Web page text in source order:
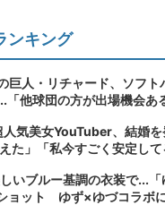
ンキング
巨人・リチャード、ソフト
「他球団の方が出場機会あ
気美女YouTuber、結婚
た」「私今すごく安定して
いブルー基調の衣装で...「
ョット ゆず×ゆづコラボ